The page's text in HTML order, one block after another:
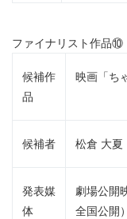
ファイナリスト作品⑩
候補作
品
映画「ち
候補者 松倉 大夏
発表媒
体
劇場公開
全国公開）